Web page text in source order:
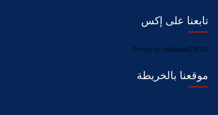
تابعنا على إكس
Tweets by rababsaad278111
موقعنا بالخريطة